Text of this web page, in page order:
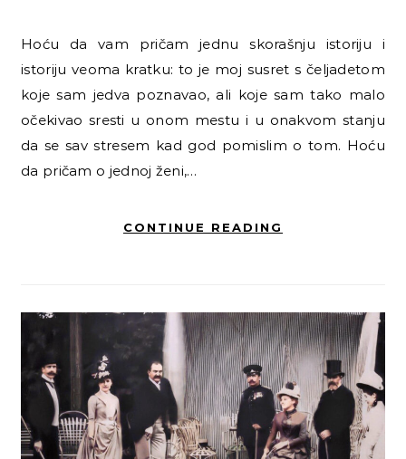
Hoću da vam pričam jednu skorašnju istoriju i
istoriju veoma kratku: to je moj susret s čeljadetom
koje sam jedva poznavao, ali koje sam tako malo
očekivao sresti u onom mestu i u onakvom stanju
da se sav stresem kad god pomislim o tom. Hoću
da pričam o jednoj ženi,…
CONTINUE READING